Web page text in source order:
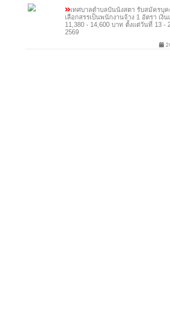
เทศบาลตําบลบันนังสตา รับสมัครบุ
เลือกสรรเป็นพนักงานจ้าง 1 อัตรา เงิน
11,380 - 14,600 บาท ตั้งแต่วันที่ 13 -
2569